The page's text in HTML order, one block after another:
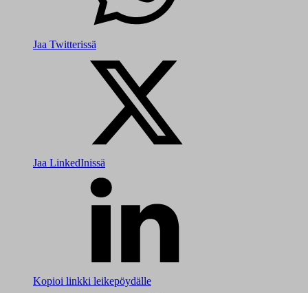
Jaa Twitterissä
Jaa LinkedInissä
Kopioi linkki leikepöydälle